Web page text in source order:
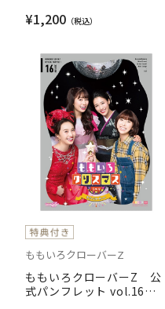
¥1,200
ももいろクローバーZ
ももいろクローバーZ 公
式パンフレット vol.16